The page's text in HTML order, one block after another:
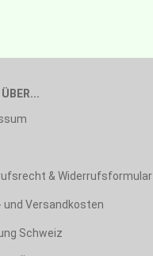
ÜBER...
& Widerrufsformular
und Versandkosten
Schweiz